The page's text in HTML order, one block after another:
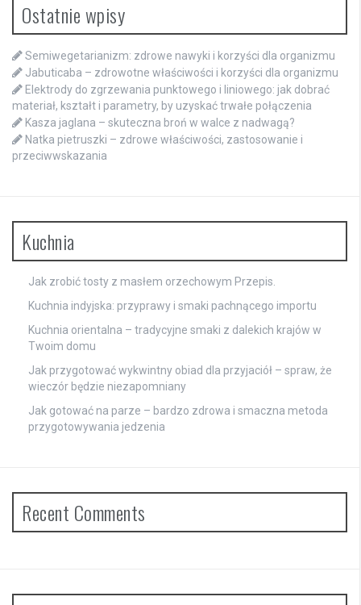
Ostatnie wpisy
Semiwegetarianizm: zdrowe nawyki i korzyści dla organizmu
Jabuticaba – zdrowotne właściwości i korzyści dla organizmu
Elektrody do zgrzewania punktowego i liniowego: jak dobrać
materiał, kształt i parametry, by uzyskać trwałe połączenia
Kasza jaglana – skuteczna broń w walce z nadwagą?
Natka pietruszki – zdrowe właściwości, zastosowanie i
przeciwwskazania
Kuchnia
Jak zrobić tosty z masłem orzechowym Przepis.
Kuchnia indyjska: przyprawy i smaki pachnącego importu
Kuchnia orientalna – tradycyjne smaki z dalekich krajów w
Twoim domu
Jak przygotować wykwintny obiad dla przyjaciół – spraw, że
wieczór będzie niezapomniany
Jak gotować na parze – bardzo zdrowa i smaczna metoda
przygotowywania jedzenia
Recent Comments